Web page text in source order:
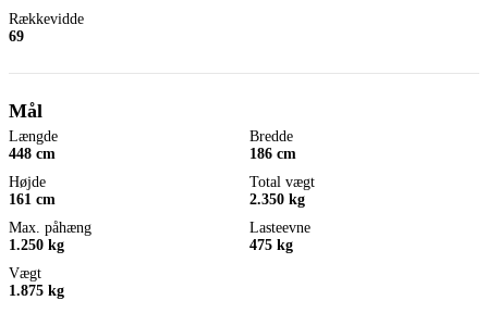
Rækkevidde
69
Mål
Længde
448 cm
Bredde
186 cm
Højde
161 cm
Total vægt
2.350 kg
Max. påhæng
1.250 kg
Lasteevne
475 kg
Vægt
1.875 kg